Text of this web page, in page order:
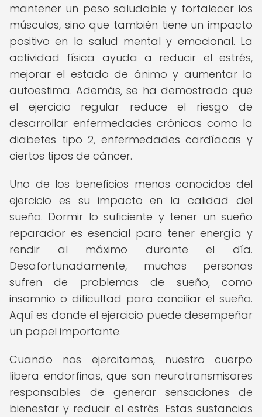
mantener un peso saludable y fortalecer los
músculos, sino que también tiene un impacto
positivo en la salud mental y emocional. La
actividad física ayuda a reducir el estrés,
mejorar el estado de ánimo y aumentar la
autoestima. Además, se ha demostrado que
el ejercicio regular reduce el riesgo de
desarrollar enfermedades crónicas como la
diabetes tipo 2, enfermedades cardíacas y
ciertos tipos de cáncer.
Uno de los beneficios menos conocidos del
ejercicio es su impacto en la calidad del
sueño. Dormir lo suficiente y tener un sueño
reparador es esencial para tener energía y
rendir al máximo durante el día.
Desafortunadamente, muchas personas
sufren de problemas de sueño, como
insomnio o dificultad para conciliar el sueño.
Aquí es donde el ejercicio puede desempeñar
un papel importante.
Cuando nos ejercitamos, nuestro cuerpo
libera endorfinas, que son neurotransmisores
responsables de generar sensaciones de
bienestar y reducir el estrés. Estas sustancias